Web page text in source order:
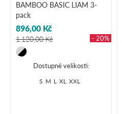
BAMBOO BASIC LIAM 3-
pack
896,00 Kč
1.120,00 Kč - 20%
Dostupné velikosti:
S M L XL XXL